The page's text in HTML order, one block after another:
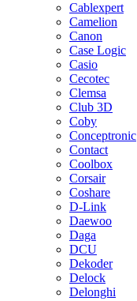
Cablexpert
Camelion
Canon
Case Logic
Casio
Cecotec
Clemsa
Club 3D
Coby
Conceptronic
Contact
Coolbox
Corsair
Coshare
D-Link
Daewoo
Daga
DCU
Dekoder
Delock
Delonghi